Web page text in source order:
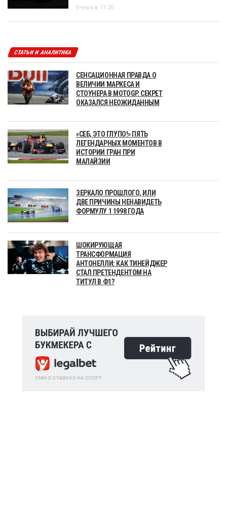
Вчера в 11:20
СТАТЬИ И АНАЛИТИКА
СЕНСАЦИОННАЯ ПРАВДА О
ВЕЛИЧИИ МАРКЕСА И
СТОУНЕРА В MOTOGP. СЕКРЕТ
ОКАЗАЛСЯ НЕОЖИДАННЫМ
«СЕБ, ЭТО ГЛУПО!» ПЯТЬ
ЛЕГЕНДАРНЫХ МОМЕНТОВ В
ИСТОРИИ ГРАН ПРИ
МАЛАЙЗИИ
ЗЕРКАЛО ПРОШЛОГО, ИЛИ
ДВЕ ПРИЧИНЫ НЕНАВИДЕТЬ
ФОРМУЛУ 1 1998 ГОДА
ШОКИРУЮЩАЯ
ТРАНСФОРМАЦИЯ
АНТОНЕЛЛИ: КАК ТИНЕЙДЖЕР
СТАЛ ПРЕТЕНДЕНТОМ НА
ТИТУЛ В Ф1?